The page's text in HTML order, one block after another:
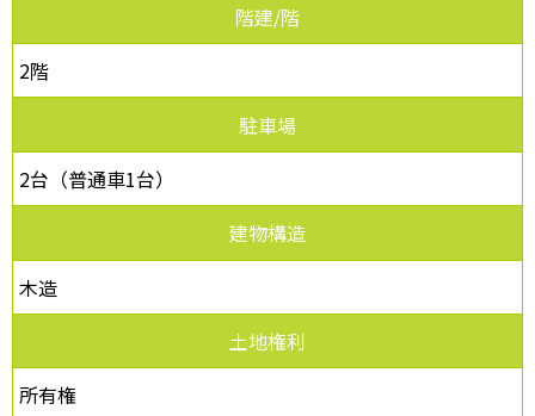
階建/階
2階
駐車場
2台（普通車1台）
建物構造
木造
土地権利
所有権